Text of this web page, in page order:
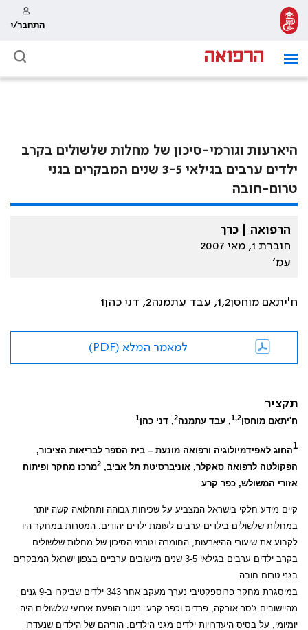
התחבר/י
היארעות וגורמי-סיכון של מחלות שלשולים בקרב
ילדים ערבים בגילאי 3-5 שנים המבקרים בגני
טרום-חובה
הרפואה | כרך
חוברת 1, מאי 2007
עמ׳
ח'יתאם מוחסן1,2, עבד עתמנה2, דני כהן1
למאמר המלא (PDF)
תקציר
ח'יתאם מוחסן1,2, עבד עתמנה2, דני כהן1
1החוג לאפידמיולוגיה ורפואה מונעת – בית הספר לבריאות הציבור,
הפקולטה לרפואה סאקלר, אוניברסיטת תל אביב, 2מרכז מחקר ופיתוח
אזורי המשולש, כפר קרע
קיים מידע חלקי בישראל המצביע על שכיחות גבוהה ותחלואה קשה יותר
במחלות שלשולים בילדים ערבים לעומת ילדים יהודים. המטרות במחקר היו
לקבוע את שיעורי ההיארעות, החומרה וגורמי-הסיכון של מחלות שלשולים
בקרב ילדים ערבים בגילאי 3-5 שנים מיישובים ערביים בצפון ישראל המבקרים
בגני טרום-חובה.
במיסגרת מחקר פרוספקטיבי נערך מעקב אחר 343 ילדים שביקרו ב-9 גנים
מהיישובים ג'סר אזרקה, פרדיס וכפר קרע. ניטור הופעת אירועי שלשולים היה
יומיומי, על בסיס היעדרויות ילדים מגני הילדים. הוריהם של הילדים שנעדרו